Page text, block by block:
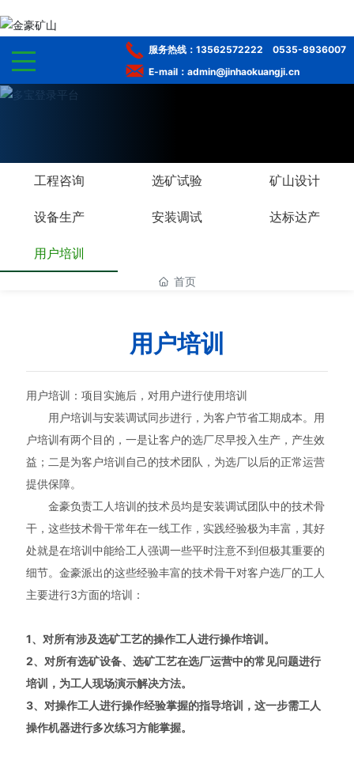
官方网站
工程案例
人力资源
官方网站
服务热线： 13562572222
0535-8936007
E-mail：admin@jinhaokuangji.cn
工程咨询 选矿试验 矿山设计
设备生产 安装调试 达标达产
用户培训
首页
用户培训
用户培训：项目实施后，对用户进行使用培训
用户培训与安装调试同步进行，为客户节省工期成本。用
户培训有两个目的，一是让客户的选厂尽早投入生产，产生效
益；二是为客户培训自己的技术团队，为选厂以后的正常运营
提供保障。
金豪负责工人培训的技术员均是安装调试团队中的技术骨
干，这些技术骨干常年在一线工作，实践经验极为丰富，其好
处就是在培训中能给工人强调一些平时注意不到但极其重要的
细节。金豪派出的这些经验丰富的技术骨干对客户选厂的工人
主要进行3方面的培训：
1、对所有涉及选矿工艺的操作工人进行操作培训。
2、对所有选矿设备、选矿工艺在选厂运营中的常见问题进行
培训，为工人现场演示解决方法。
3、对操作工人进行操作经验掌握的指导培训，这一步需工人
操作机器进行多次练习方能掌握。